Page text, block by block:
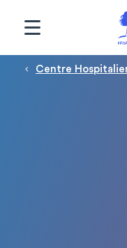
Fil d'Ariane
Centre
Panneau de gestion